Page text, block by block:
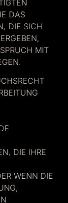
DAS
DIE SICH
MIT
DIE IHRE
WENN DIE